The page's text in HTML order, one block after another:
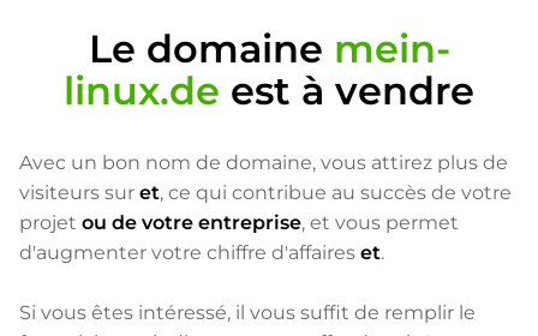
Le domaine mein-
linux.de est à vendre
Avec un bon nom de domaine, vous attirez plus de
visiteurs sur et, ce qui contribue au succès de votre
projet ou de votre entreprise, et vous permet
d'augmenter votre chiffre d'affaires et.
Si vous êtes intéressé, il vous suffit de remplir le